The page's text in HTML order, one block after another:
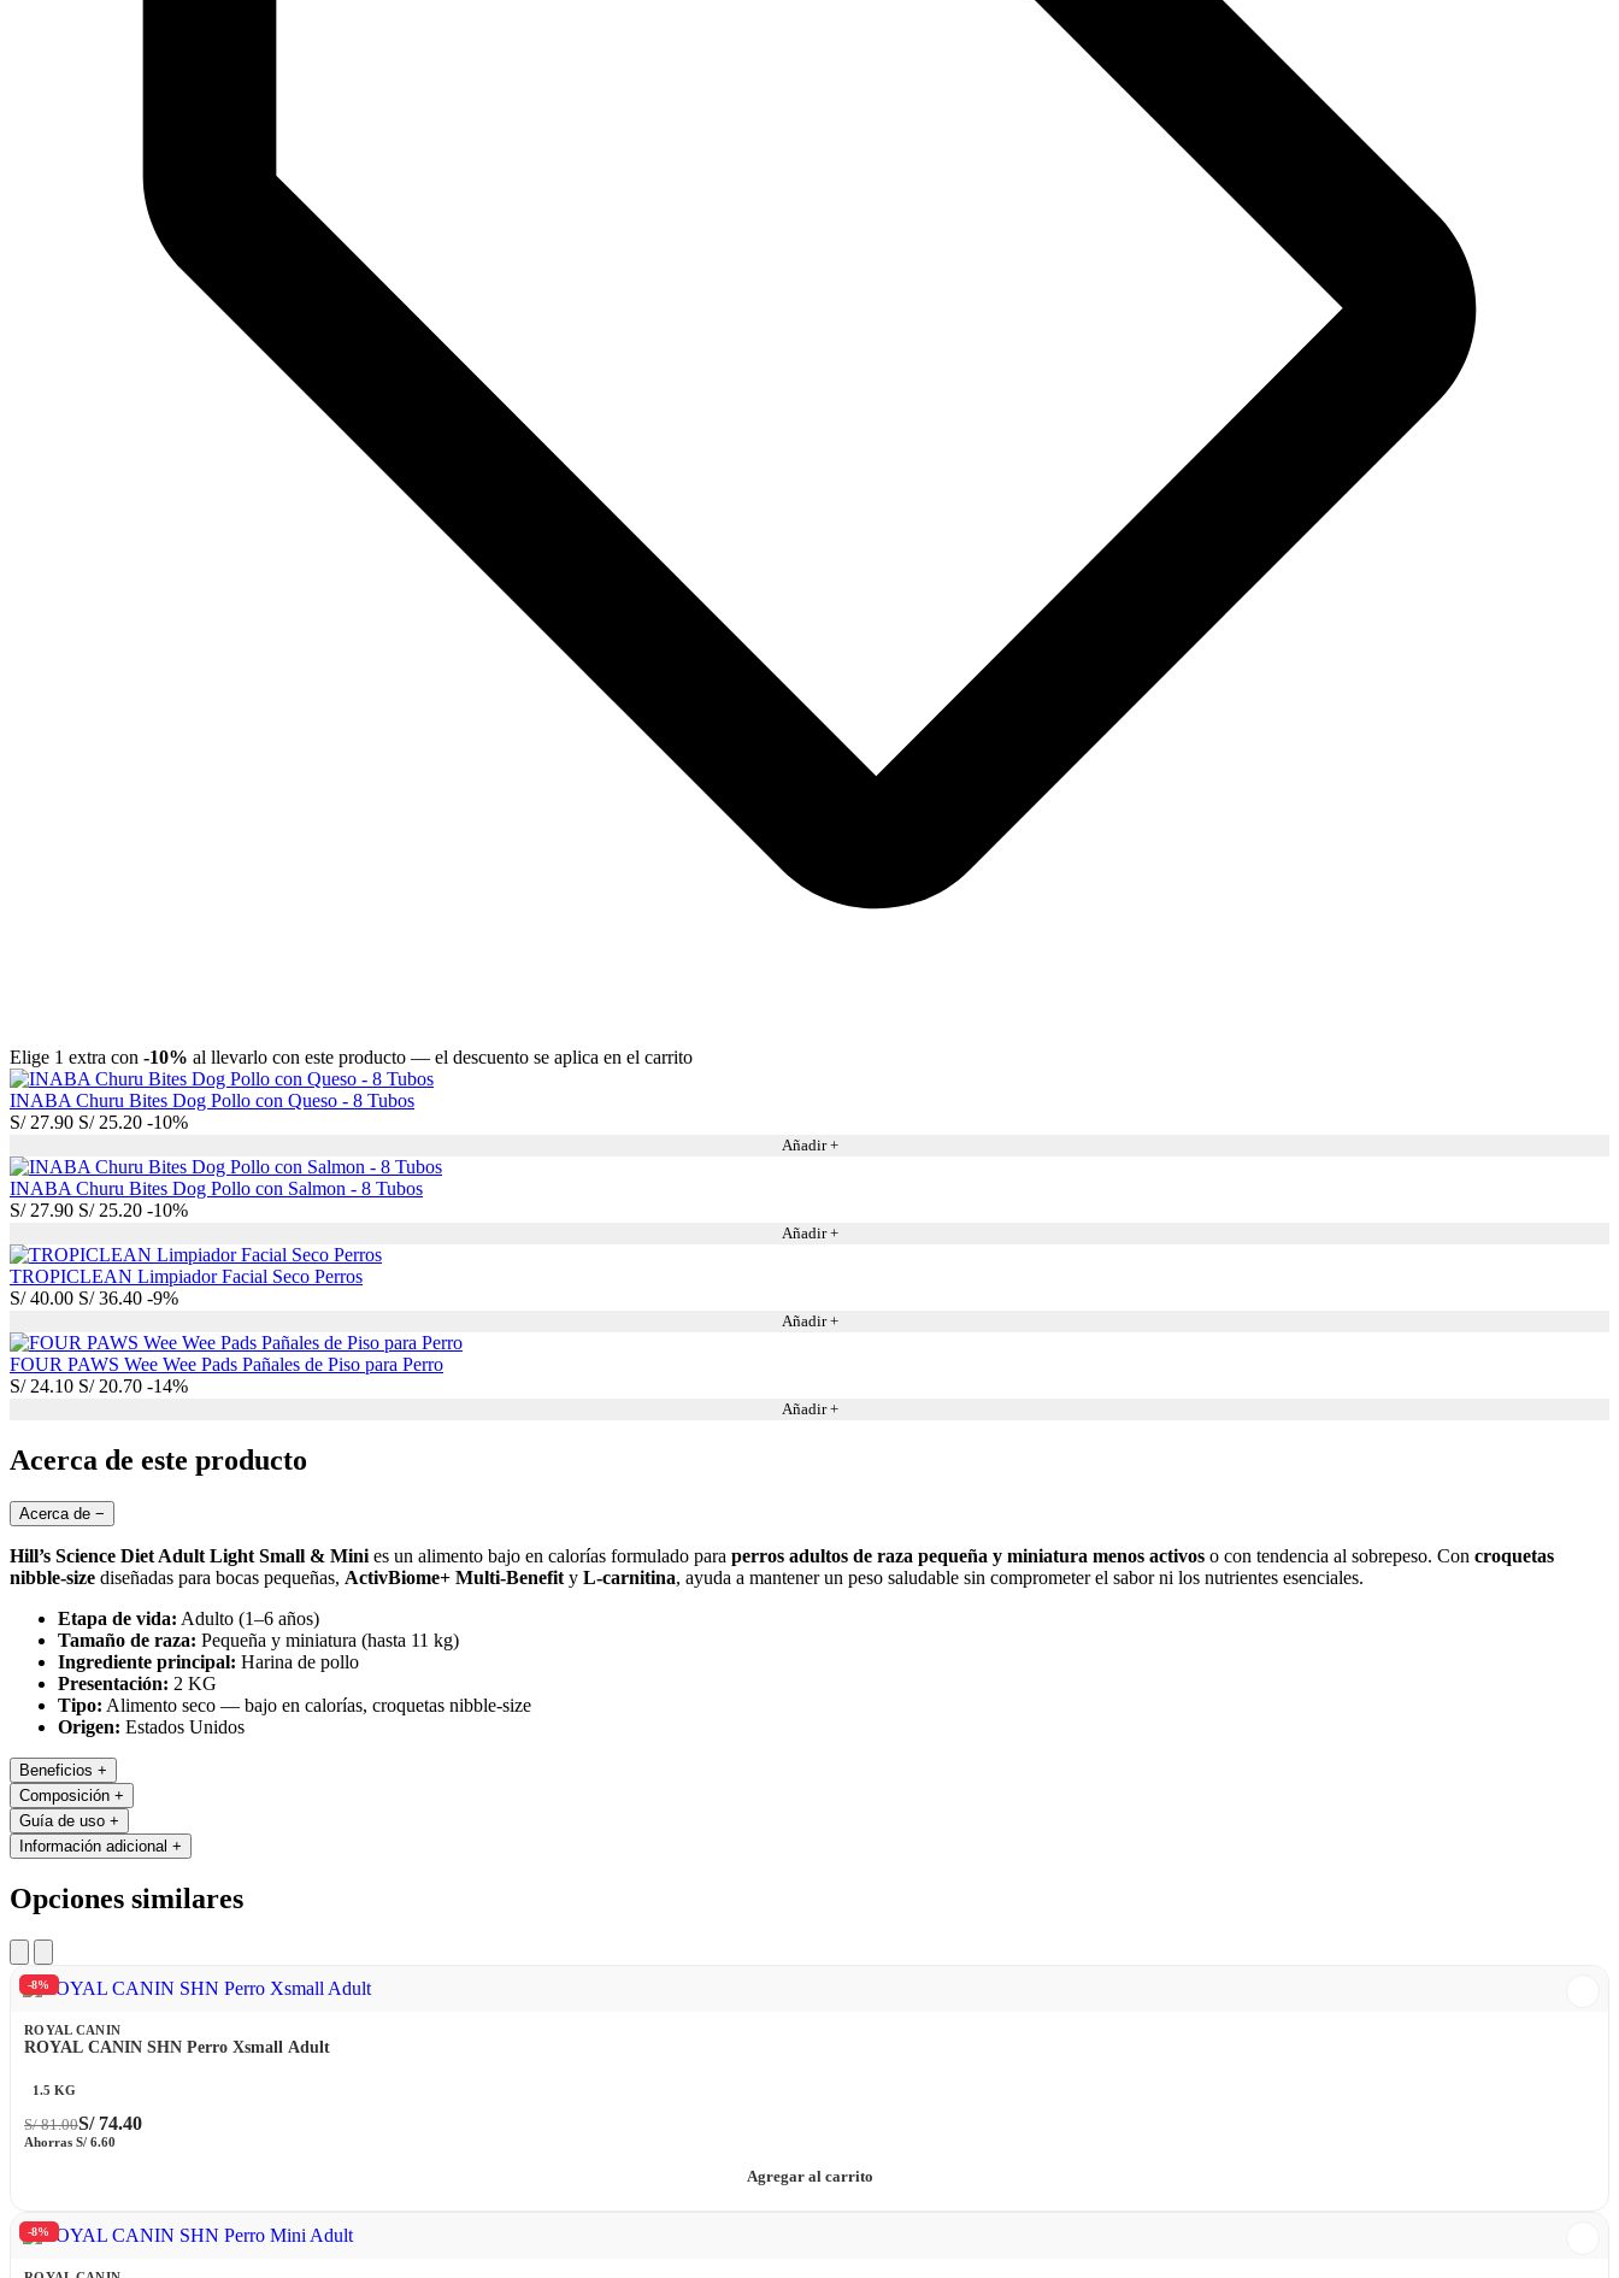
Elige 1 extra con -10% al llevarlo con este producto — el descuento se aplica en el carrito
INABA Churu Bites Dog Pollo con Queso - 8 Tubos
S/27.90 S/25.20 -10%
Añadir +
INABA Churu Bites Dog Pollo con Salmon - 8 Tubos
S/27.90 S/25.20 -10%
Añadir +
TROPICLEAN Limpiador Facial Seco Perros
S/40.00 S/36.40 -9%
Añadir +
FOUR PAWS Wee Wee Pads Pañales de Piso para Perro
S/24.10 S/20.70 -14%
Añadir +
Acerca de este producto
Acerca de −
Hill’s Science Diet Adult Light Small & Mini es un alimento bajo en calorías formulado para perros adultos de raza pequeña y miniatura menos activos o con tendencia al sobrepeso. Con croquetas
nibble-size diseñadas para bocas pequeñas, ActivBiome+ Multi-Benefit y L-carnitina, ayuda a mantener un peso saludable sin comprometer el sabor ni los nutrientes esenciales.
Etapa de vida: Adulto (1–6 años)
Tamaño de raza: Pequeña y miniatura (hasta 11 kg)
Ingrediente principal: Harina de pollo
Presentación: 2 KG
Tipo: Alimento seco — bajo en calorías, croquetas nibble-size
Origen: Estados Unidos
Beneficios +
Composición +
Guía de uso +
Información adicional +
Opciones similares
-8%
ROYAL CANIN
ROYAL CANIN SHN Perro Xsmall Adult
1.5 KG
S/81.00S/74.40
Ahorras S/ 6.60
Agregar al carrito
-8%